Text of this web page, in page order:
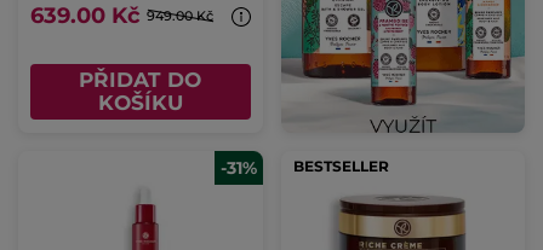
639.00 Kč 949.00 Kč
PŘIDAT DO
KOŠÍKU
-31% BESTSELLER